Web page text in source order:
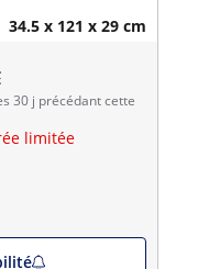
34.5 x 121 x 29 cm
30 j précédant cette
limitée